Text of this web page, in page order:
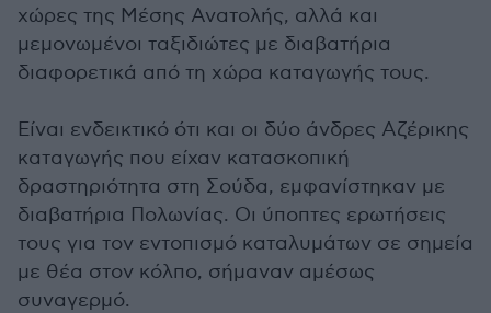
χώρες της Μέσης Ανατολής, αλλά και
μεμονωμένοι ταξιδιώτες με διαβατήρια
διαφορετικά από τη χώρα καταγωγής τους.
Είναι ενδεικτικό ότι και οι δύο άνδρες Αζέρικης
καταγωγής που είχαν κατασκοπική
δραστηριότητα στη Σούδα, εμφανίστηκαν με
διαβατήρια Πολωνίας. Οι ύποπτες ερωτήσεις
τους για τον εντοπισμό καταλυμάτων σε σημεία
με θέα στον κόλπο, σήμαναν αμέσως
συναγερμό.